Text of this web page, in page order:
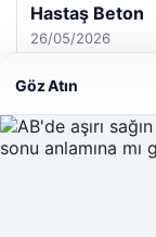
Hastaş Beton
26/05/2026
Web sitemizi nasıl
Göz Atın